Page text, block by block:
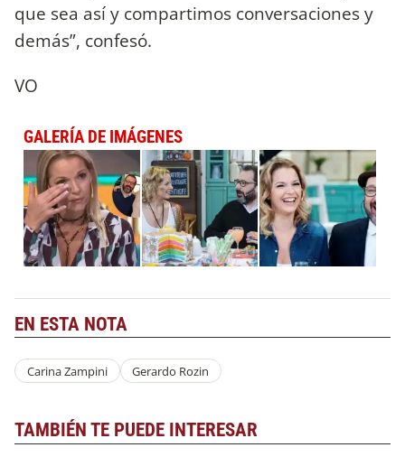
que sea así y compartimos conversaciones y
demás”, confesó.
VO
GALERÍA DE IMÁGENES
EN ESTA NOTA
Carina Zampini Gerardo Rozin
TAMBIÉN TE PUEDE INTERESAR